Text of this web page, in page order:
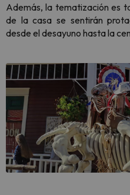
Además, la tematización es
de la casa se sentirán
desde el desayuno hasta la